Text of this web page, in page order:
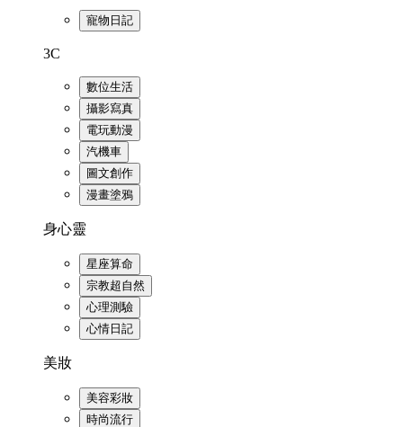
寵物日記
3C
數位生活
攝影寫真
電玩動漫
汽機車
圖文創作
漫畫塗鴉
身心靈
星座算命
宗教超自然
心理測驗
心情日記
美妝
美容彩妝
時尚流行